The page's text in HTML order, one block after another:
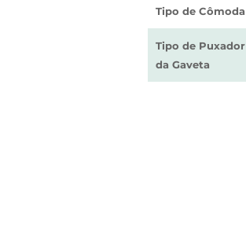
Tipo de Cômoda
Tipo de Puxador
da Gaveta